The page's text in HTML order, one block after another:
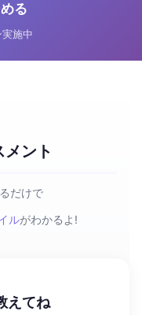
る
施中
ント
だけで
ルがわかるよ!
えてね